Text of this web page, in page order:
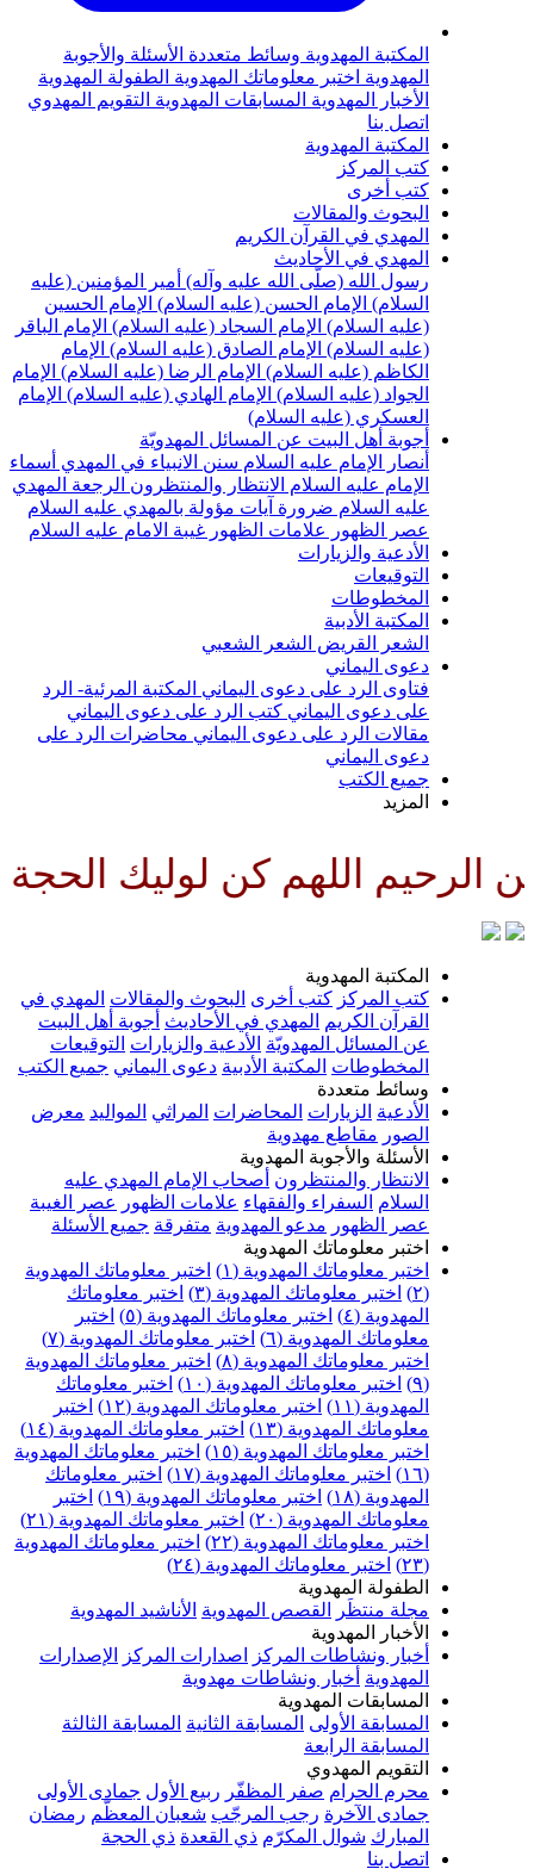
المهدويةوسائط متعددةالأسئلة والأجوبة
اختبر معلوماتك المهدويةالطفولة المهدوية
المهدويةالمسابقات المهدويةالتقويم المهدوي
المهدوية
والمقالات
في القرآن الكريم
في الأحاديث
الله (صلّى الله عليه وآله) أمير المؤمنين (عليه
الإمام الحسن (عليه السلام) الإمام الحسين
الإمام السجاد (عليه السلام) الإمام الباقر
الإمام الصادق (عليه السلام) الإمام
(عليه السلام) الإمام الرضا (عليه السلام) الإمام
(عليه السلام) الإمام الهادي (عليه السلام) الإمام
(عليه السلام)
أهل البيت عن المسائل المهدويّة
الإمام عليه السلامسنن الانبياء في المهديأسماء
عليه السلامالانتظار والمنتظرونالرجعةالمهدي
السلام ضرورة آيات مؤولة بالمهدي عليه السلام
علامات الظهورغيبة الامام عليه السلام
والزيارات
الأدبية
الشعر الشعبي
اليماني
الرد على دعوى اليماني المكتبة المرئية- الرد
دعوى اليماني كتب الرد على دعوى اليماني
الرد على دعوى اليماني محاضرات الرد على
كن لوليك الحجة بن
المهدوية
كتب أخرى البحوث والمقالات المهدي في
المهدي في الأحاديث أجوبة أهل البيت
المسائل المهدويّة الأدعية والزيارات التوقيعات
المكتبة الأدبية دعوى اليماني جميع الكتب
متعددة
الزيارات المحاضرات المراثي المواليد معرض
مقاطع مهدوية
والأجوبة المهدوية
والمنتظرون أصحاب الإمام المهدي عليه
السفراء والفقهاء علامات الظهور عصر الغيبة
مدعو المهدوية متفرقة جميع الأسئلة
معلوماتك المهدوية
معلوماتك المهدوية (١)
اختبر معلوماتك المهدوية
اختبر معلوماتك المهدوية (٣)
اختبر معلوماتك
اختبر معلوماتك المهدوية (٥)
اختبر
المهدوية (٦)
اختبر معلوماتك المهدوية (٧)
معلوماتك المهدوية (٨)
اختبر معلوماتك المهدوية
اختبر معلوماتك المهدوية (١٠)
اختبر معلوماتك
اختبر معلوماتك المهدوية (١٢)
اختبر
المهدوية (١٣)
اختبر معلوماتك المهدوية (١٤)
معلوماتك المهدوية (١٥)
اختبر معلوماتك المهدوية
اختبر معلوماتك المهدوية (١٧)
اختبر معلوماتك
اختبر معلوماتك المهدوية (١٩)
اختبر
المهدوية (٢٠)
اختبر معلوماتك المهدوية (٢١)
معلوماتك المهدوية (٢٢)
اختبر معلوماتك المهدوية
اختبر معلوماتك المهدوية (٢٤)
المهدوية
منتظَر
القصص المهدوية الأناشيد المهدوية
المهدوية
ونشاطات المركز اصدارات المركز الإصدارات
أخبار ونشاطات مهدوية
المهدوية
الأولى المسابقة الثانية المسابقة الثالثة
الرابعة
المهدوي
الحرام
صفر المظفّر ربيع الأول جمادى الأولى
رجب المرجّب شعبان المعظّم رمضان
شوال المكرّم ذي القعدة ذي الحجة